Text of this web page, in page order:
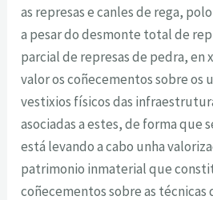
as represas e canles de rega,
a pesar do desmonte total de
parcial de represas de pedra, en
valor os coñecementos sobre os
vestixios físicos das
asociadas a estes, de forma que
está levando a cabo unha
patrimonio inmaterial que
coñecementos sobre as técnicas